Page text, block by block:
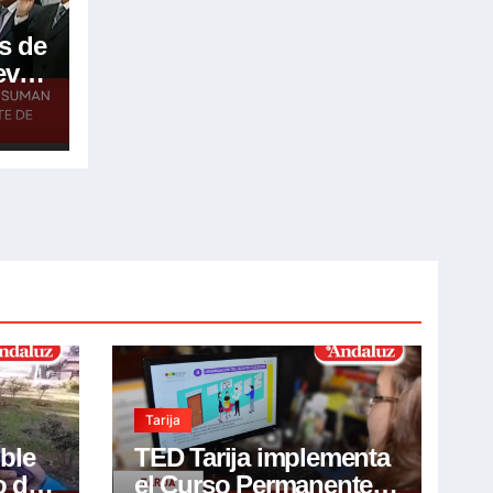
de
de
Tarija
TED Tarija implementa
el Curso Permanente